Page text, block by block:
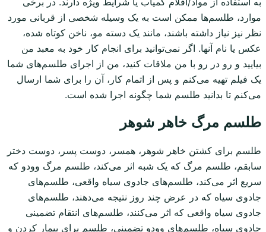
موارد، طلسم‌ها ممکن است به یک وسیله شخصی از قربانی مورد
نظر نیز نیاز داشته باشند، مانند یک دسته مو، ناخن کوتاه شده،
عکس یا نام آنها. اگر نمی‌توانید برای انجام کار خود به معبد من
بیایید و رو در رو با من ملاقات کنید، من از اجرای طلسم‌های شما
یک فیلم تهیه می‌کنم و پس از اتمام کار، آن را برای شما ارسال
می‌کنم تا بدانید طلسم شما چگونه اجرا شده است.
طلسم مرگ خاهر شوهر
طلسم برای کشتن خاهر شوهر، همسر، دوست پسر، دوست دختر
سابقم، طلسم مرگ که یک شبه اثر می‌کند، طلسم مرگ وودو که
سریع اثر می‌کند، طلسم‌های جادوی سیاه واقعی، طلسم‌های
جادوی سیاه که در عرض چند روز نتیجه می‌دهند، طلسم‌های
جادوی سیاه واقعی که اثر می‌کنند، طلسم‌های انتقام تضمینی
جادوی سیاه، طلسم‌های وودو تضمینی، طلسم برای بیمار کردن و